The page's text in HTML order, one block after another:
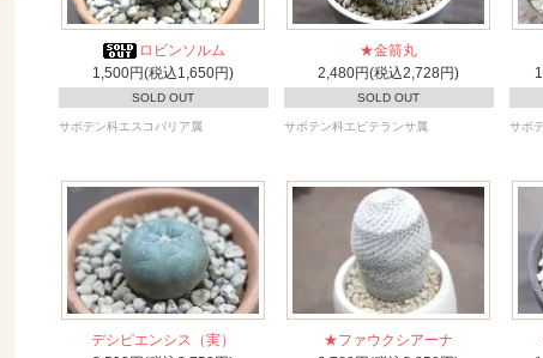
ロビンソルム
1,500円(税込1,650円)
SOLD OUT
サボテン科エスコバリア属
★金箭丸
2,480円(税込2,728円)
SOLD OUT
サボテン科エピテランサ属 サボ
デシピエンシス（実）
★ファウクシアーナ